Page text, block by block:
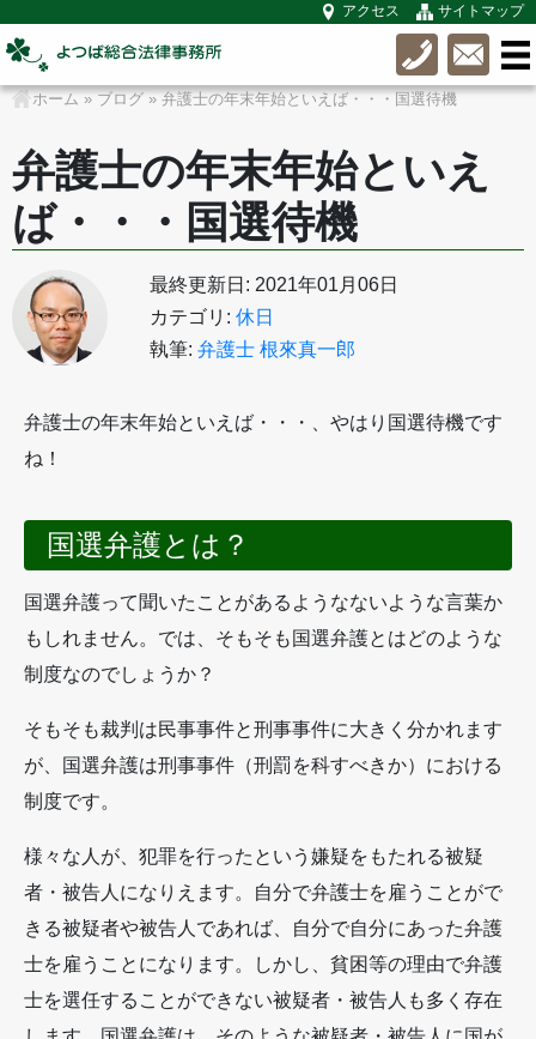
アクセス サイトマップ
ホーム » ブログ» 弁護士の年末年始といえば・・・国選待機
弁護士の年末年始といえ
ば・・・国選待機
最終更新日: 2021年01月06日
カテゴリ: 休日
執筆: 弁護士 根來真一郎
弁護士の年末年始といえば・・・、やはり国選待機です
ね！
国選弁護とは？
国選弁護って聞いたことがあるようなないような言葉か
もしれません。では、そもそも国選弁護とはどのような
制度なのでしょうか？
そもそも裁判は民事事件と刑事事件に大きく分かれます
が、国選弁護は刑事事件（刑罰を科すべきか）における
制度です。
様々な人が、犯罪を行ったという嫌疑をもたれる被疑
者・被告人になりえます。自分で弁護士を雇うことがで
きる被疑者や被告人であれば、自分で自分にあった弁護
士を雇うことになります。しかし、貧困等の理由で弁護
士を選任することができない被疑者・被告人も多く存在